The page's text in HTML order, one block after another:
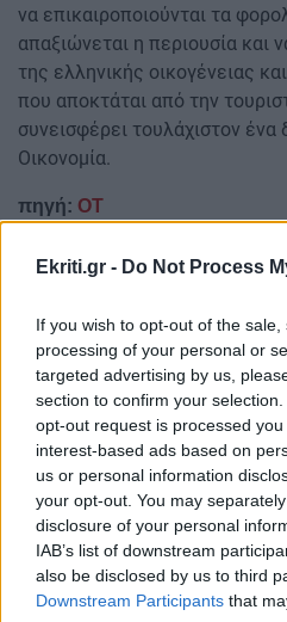
Ekriti.gr - Do Not Process
If you wish to opt-out of the
processing of your personal or
targeted advertising by us,
section to confirm your
opt-out request is processed
interest-based ads based on
us or personal information
your opt-out. You may
disclosure of your personal
IAB’s list of downstream
also be disclosed by us to third
Downstream Participants that
να επικαιροποιούνται τα
απαξιώνεται η περιουσία και
της ελληνικής οικογένειας
που αποκτάται από την
συνεισφέρει τουλάχιστον ένα
Οικονομία.
πηγή: ΟΤ
ένταξη στη ρύθμιση για το
Ακρίβεια - αγροτικά
ανατιμήσεις από το χωράφι
Ακολουθήστε το
μάθετε πρώτοι όλες
και όχι μόνο.
Πομιδα Airbnb